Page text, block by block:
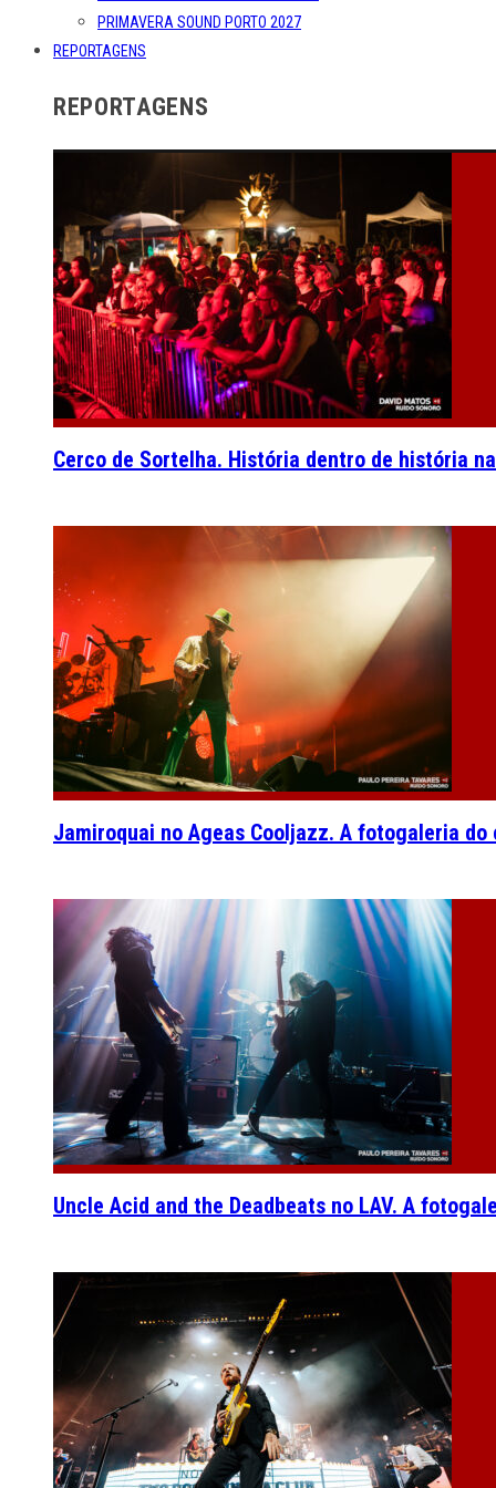
PRIMAVERA SOUND PORTO 2027
REPORTAGENS
REPORTAGENS
Cerco de Sortelha. História dentro de história
Jamiroquai no Ageas Cooljazz. A fotogaleria do
Uncle Acid and the Deadbeats no LAV. A